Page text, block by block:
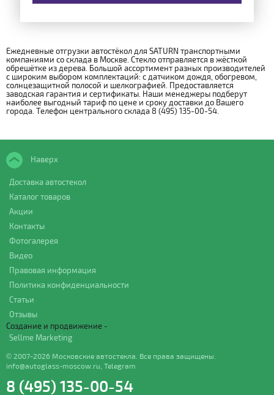
Ежедневные отгрузки автостёкол для SATURN транспортными
компаниями со склада в Москве. Стекло отправляется в жёсткой
обрешётке из дерева. Большой ассортимент разных производителей
с широким выбором комплектаций: с датчиком дождя, обогревом,
солнцезащитной полосой и шелкографией. Предоставляется
заводская гарантия и сертификаты. Наши менеджеры подберут
наиболее выгодный тариф по цене и сроку доставки до Вашего
города. Телефон центрального склада 8 (495) 135-00-54.
Наверх
Доставка автостекол
Каталог товаров
Акции
Контакты
Фотогалерея
Видео
Правовая информация
Политика конфиденциальности
Статьи
Отзывы
Создание и продвижение -
Sellme Marketing
© 2007-2026 Московские автостекла. Все права защищены.
info@autoglass-moscow.ru Telegram
8 (495) 135-00-54